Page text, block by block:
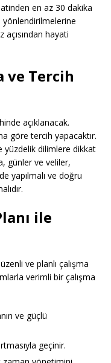
en az 30 dakika
yönlendirilmelerine
açısından hayati
ve Tercih
açıklanacak.
göre tercih yapacaktır.
yüzdelik dilimlere dikkat
günler ve veliler,
yapılmalı ve doğru
ile
ve planlı çalışma
verimli bir çalışma
ve güçlü
geçinir.